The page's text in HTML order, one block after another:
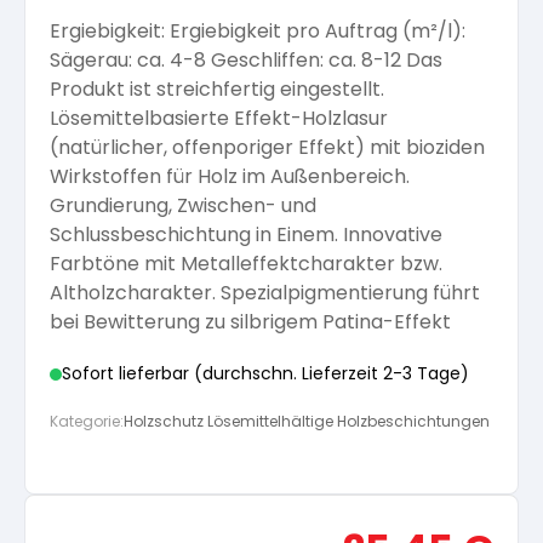
Öle für Außen
Pflege und Reinigung
Versiegelung für Beton
Pflege
Kalkfarben
Anti Schimmelfarbe
Isolierfarben
Latexfarben
Silikatfarben
Pflege und Reinigung
Spezialprodukte
Arbeitshandschuhe
Dichtmassen
Farbwalzen
Pinsel und Bürsten
Schleifmittel
Ergiebigkeit: Ergiebigkeit pro Auftrag (m²/l):
Sägerau: ca. 4-8 Geschliffen: ca. 8-12 Das
Produkt ist streichfertig eingestellt.
Lösemittelbasierte Effekt-Holzlasur
(natürlicher, offenporiger Effekt) mit bioziden
Wirkstoffen für Holz im Außenbereich.
Grundierung, Zwischen- und
Schlussbeschichtung in Einem. Innovative
Farbtöne mit Metalleffektcharakter bzw.
Altholzcharakter. Spezialpigmentierung führt
bei Bewitterung zu silbrigem Patina-Effekt
Sofort lieferbar (durchschn. Lieferzeit 2-3 Tage)
Kategorie:Holzschutz Lösemittelhältige Holzbeschichtungen
Ursprünglicher